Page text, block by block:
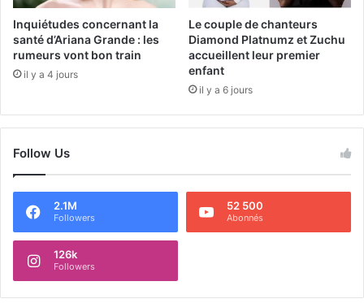
Inquiétudes concernant la
santé d’Ariana Grande : les
rumeurs vont bon train
il y a 4 jours
Le couple de chanteurs
Diamond Platnumz et Zuchu
accueillent leur premier
enfant
il y a 6 jours
Follow Us
2.1M
Followers
52 500
Abonnés
126k
Followers